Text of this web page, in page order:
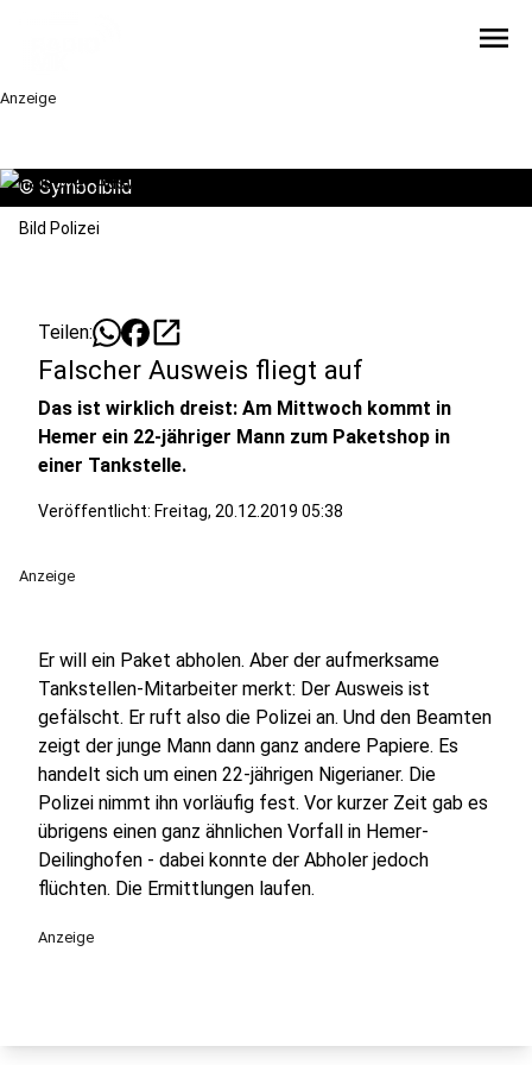
menu
Anzeige
© Symbolbild
Bild Polizei
Teilen: open_in_new
Falscher Ausweis fliegt auf
Das ist wirklich dreist: Am Mittwoch kommt in
Hemer ein 22-jähriger Mann zum Paketshop in
einer Tankstelle.
Veröffentlicht: Freitag, 20.12.2019 05:38
Anzeige
Er will ein Paket abholen. Aber der aufmerksame
Tankstellen-Mitarbeiter merkt: Der Ausweis ist
gefälscht. Er ruft also die Polizei an. Und den Beamten
zeigt der junge Mann dann ganz andere Papiere. Es
handelt sich um einen 22-jährigen Nigerianer. Die
Polizei nimmt ihn vorläufig fest. Vor kurzer Zeit gab es
übrigens einen ganz ähnlichen Vorfall in Hemer-
Deilinghofen - dabei konnte der Abholer jedoch
flüchten. Die Ermittlungen laufen.
Anzeige